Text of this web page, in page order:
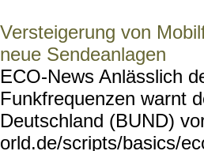
Versteigerung von
neue Sendeanlagen
ECO-News Anlässlich
Funkfrequenzen warnt
Deutschland (BUND)
orld.de/scripts/basics/